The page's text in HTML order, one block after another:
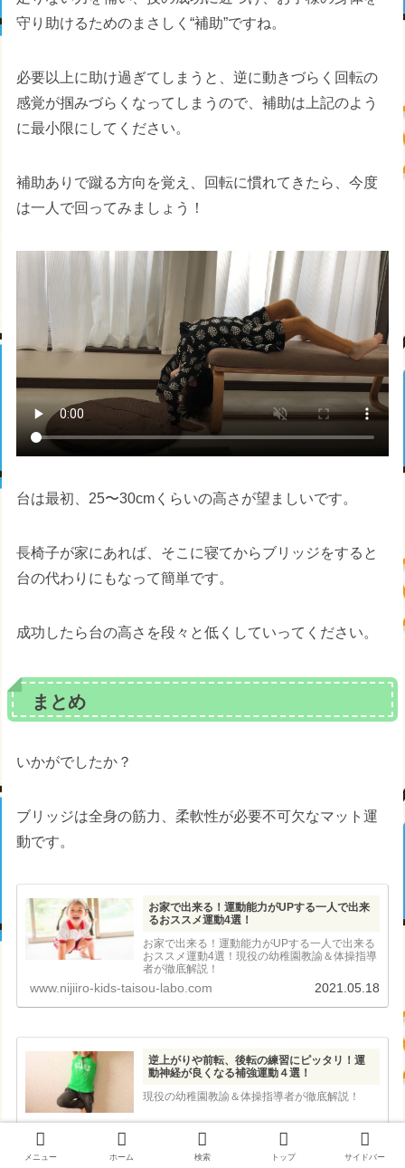
守り助けるためのまさしく“補助”ですね。
必要以上に助け過ぎてしまうと、逆に動きづらく回転の
感覚が掴みづらくなってしまうので、補助は上記のよう
に最小限にしてください。
補助ありで蹴る方向を覚え、回転に慣れてきたら、今度
は一人で回ってみましょう！
台は最初、25〜30cmくらいの高さが望ましいです。
長椅子が家にあれば、そこに寝てからブリッジをすると
台の代わりにもなって簡単です。
成功したら台の高さを段々と低くしていってください。
まとめ
いかがでしたか？
ブリッジは全身の筋力、柔軟性が必要不可欠なマット運
動です。
お家で出来る！運動能力がUPする一人で出来
るおススメ運動4選！
お家で出来る！運動能力がUPする一人で出来る
おススメ運動4選！現役の幼稚園教諭＆体操指導
者が徹底解説！
www.nijiiro-kids-taisou-labo.com 2021.05.18
逆上がりや前転、後転の練習にピッタリ！運
動神経が良くなる補強運動４選！
現役の幼稚園教諭＆体操指導者が徹底解説！
www.nijiiro-kids-taisou-labo.com 2021.05.22
メニュー ホーム 検索 トップ サイドバー